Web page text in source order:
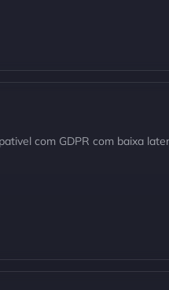
com GDPR com baixa